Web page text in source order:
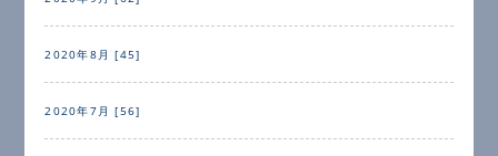
2020年8月 [45]
2020年7月 [56]